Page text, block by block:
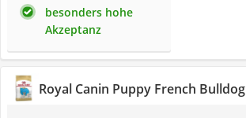
besonders hohe
Akzeptanz
Royal Canin Puppy French Bulldog